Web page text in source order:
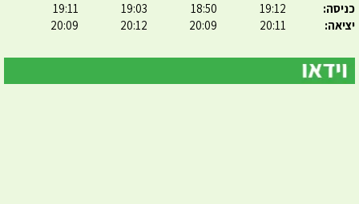
כניסה:
יציאה:
19:12
20:11
18:50
20:09
19:03
20:12
19:11
20:09